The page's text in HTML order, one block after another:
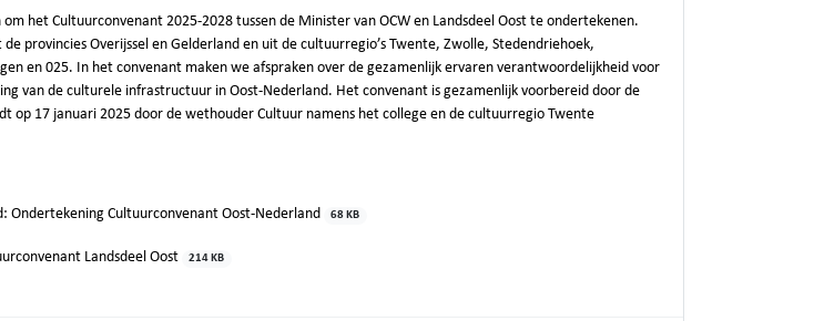
het Cultuurconvenant 2025-2028 tussen de Minister van OCW en Landsdeel Oost te ondertekenen.
provincies Overijssel en Gelderland en uit de cultuurregio’s Twente, Zwolle, Stedendriehoek,
en 025. In het convenant maken we afspraken over de gezamenlijk ervaren verantwoordelijkheid voor
van de culturele infrastructuur in Oost-Nederland. Het convenant is gezamenlijk voorbereid door de
op 17 januari 2025 door de wethouder Cultuur namens het college en de cultuurregio Twente
Ondertekening Cultuurconvenant Oost-Nederland
68 KB
Landsdeel Oost 214 KB